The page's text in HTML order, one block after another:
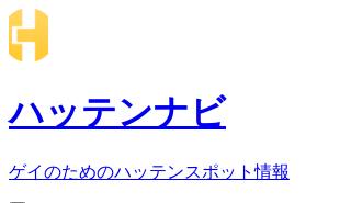
ハッテンナビ
ゲイのためのハッテンスポット情報